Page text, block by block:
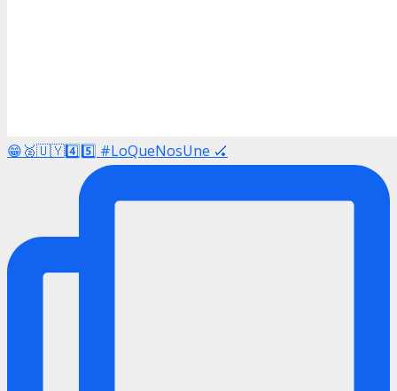
😁🥈🇺🇾4️⃣5️⃣ #LoQueNosUne 🏑